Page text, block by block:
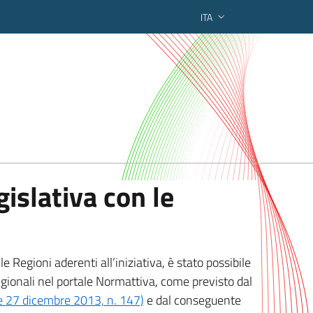
ITA
regionale
con le
Regioni aderenti all’iniziativa, è stato possibile
nel portale Normattiva, come previsto dal
27 dicembre 2013, n. 147) e dal conseguente